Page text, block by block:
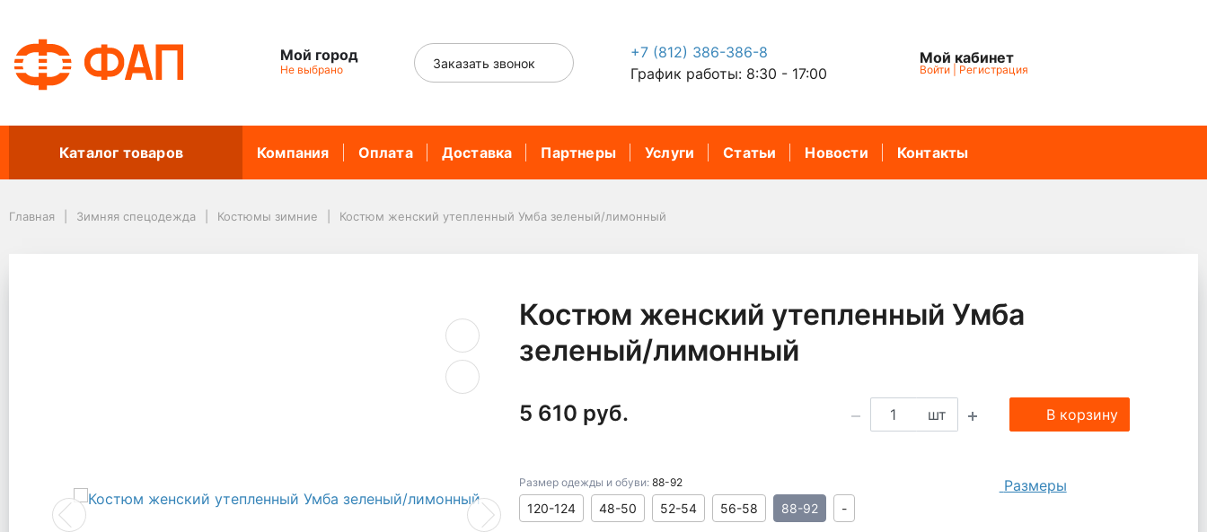
Мой город
Не выбрано Заказать звонок
+7 (812) 386-386-8
График работы: 8:30 - 17:00
Мой кабинет
Войти| Регистрация
Каталог товаров Компания Оплата Доставка Партнеры Услуги Статьи Новости Контакты
Главная Зимняя спецодежда Костюмы зимние Костюм женский утепленный Умба зеленый/лимонный
Previous Next
Костюм женский утепленный Умба
зеленый/лимонный
5 610 руб. шт В корзину
Размер одежды и обуви: 88-92
120-124 48-50 52-54 56-58 88-92 -
Размеры